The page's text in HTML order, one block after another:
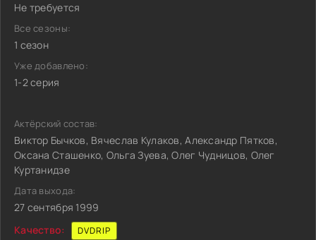
Не требуется
Все сезоны:
1 сезон
Уже добавлено:
1-2 серия
Актёрский состав:
Виктор Бычков, Вячеслав Кулаков, Александр Пятков,
Оксана Сташенко, Ольга Зуева, Олег Чудницов, Олег
Куртанидзе
Дата выхода:
27 сентября 1999
Качество:
DVDRIP